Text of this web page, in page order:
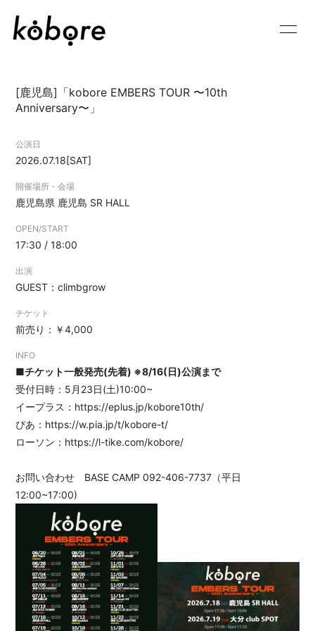
SCHEDULE GOODS
DISCOGRAPHY
MOVIE
PHOTO
会員登録
[鹿児島]「kobore EMBERS TOUR 〜10th
Anniversary〜」
公演日
2026.07.18[SAT]
開催場所・会場
鹿児島県 鹿児島 SR HALL
OPEN/START
17:30 / 18:00
出演
GUEST：climbgrow
チケット
前売り：￥4,000
INFO
■チケット一般発売(先着) ※8/16(日)公演まで
受付日時：5月23日(土)10:00~
イープラス： https://eplus.jp/kobore10th/
ぴあ： https://w.pia.jp/t/kobore-t/
ローソン： https://l-tike.com/kobore/
お問い合わせ BASE CAMP 092-406-7737（平日
12:00~17:00)